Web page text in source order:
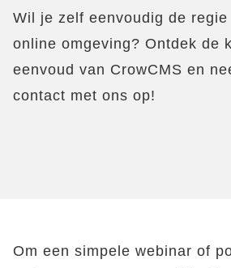
Wil je zelf eenvoudig de
online omgeving? Ontdek de
eenvoud van CrowCMS en
contact met ons op!
Om een simpele webinar of